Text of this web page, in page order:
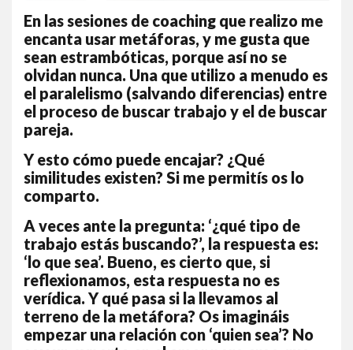
En las sesiones de coaching que realizo me
encanta usar metáforas, y me gusta que
sean estrambóticas, porque así no se
olvidan nunca. Una que utilizo a menudo es
el paralelismo (salvando diferencias) entre
el proceso de buscar trabajo y el de buscar
pareja.
Y esto cómo puede encajar? ¿Qué
similitudes existen? Si me permitís os lo
comparto.
A veces ante la pregunta: ‘¿qué tipo de
trabajo estás buscando?’, la respuesta es:
‘lo que sea’. Bueno, es cierto que, si
reflexionamos, esta respuesta no es
verídica. Y qué pasa si la llevamos al
terreno de la metáfora? Os imagináis
empezar una relación con ‘quien sea’? No